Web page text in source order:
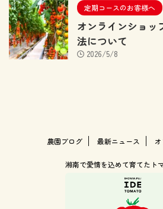
定期コースのお客様へ
オンラインショッ
法について
2026/5/8
農園ブログ 最新ニュース
湘南で愛情を込めて育てたト